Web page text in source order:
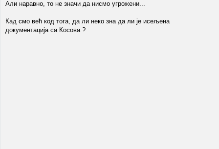
Али наравно, то не значи да нисмо угрожени...
Кад смо већ код тога, да ли неко зна да ли је исељена
документација са Косова ?